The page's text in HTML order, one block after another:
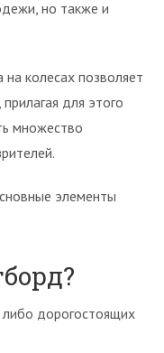
но также и
колесах позволяет
для этого
множество
элементы
либо дорогостоящих